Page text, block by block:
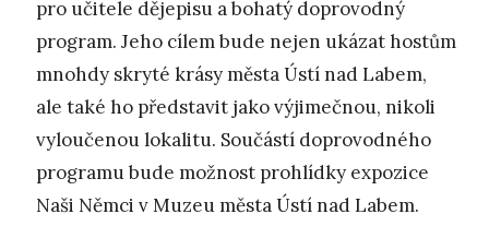
pro učitele dějepisu a bohatý doprovodný
program. Jeho cílem bude nejen ukázat hostům
mnohdy skryté krásy města Ústí nad Labem,
ale také ho představit jako výjimečnou, nikoli
vyloučenou lokalitu. Součástí doprovodného
programu bude možnost prohlídky expozice
Naši Němci v Muzeu města Ústí nad Labem.